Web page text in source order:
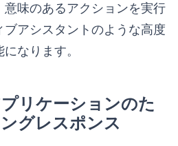
味のあるアクションを実行
アシスタントのような高度
なります。
リケーションのた
グレスポンス